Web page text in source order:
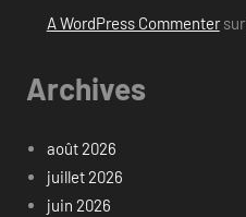
A WordPress Commentersur
Archives
août 2026
juillet 2026
juin 2026